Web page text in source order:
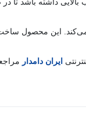
این محصول
ایران دامدار